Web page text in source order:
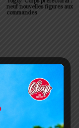
neuf nouvelles figures aux
commandes